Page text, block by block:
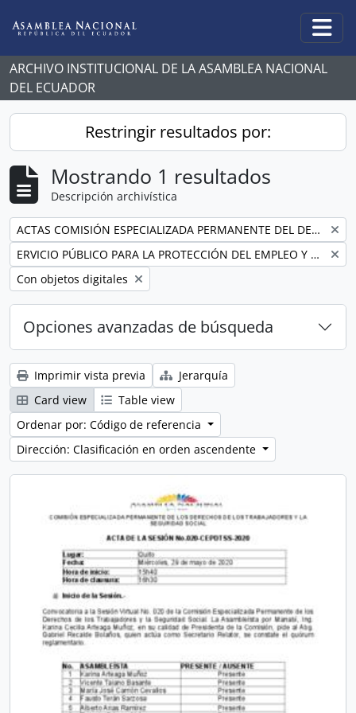
ARCHIVO INSTITUCIONAL DE LA ASAMBLEA NACIONAL
DEL ECUADOR
Restringir resultados por:
Mostrando 1 resultados
Descripción archivística
Remove filter:
ACTAS COMISIÓN ESPECIALIZADA PERMANENTE DEL DERECHO AL TRABAJO Y A LA SEGURIDAD SOCIAL
Remove filter:
ERVICIO PÚBLICO PARA LA PROTECCIÓN DEL EMPLEO Y LA GARANTÍA DE ESTABILIDAD EN EL SERVICIO PÚBLICO.
Remove filter:
Con objetos digitales
Opciones avanzadas de búsqueda
Imprimir vista previa
Jerarquía
Card view
Table view
Ordenar por: Código de referencia
Dirección: Clasificación en orden ascendente